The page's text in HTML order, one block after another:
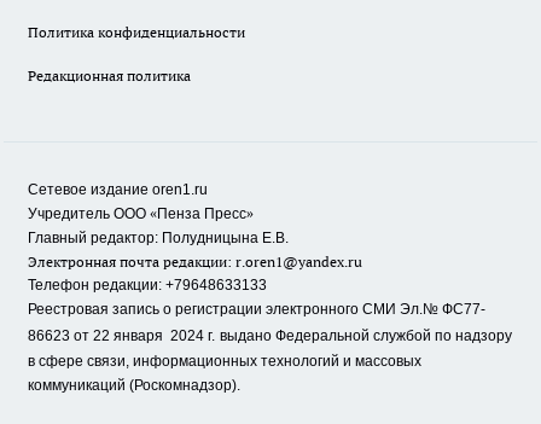
Политика конфиденциальности
Редакционная политика
Сетевое издание oren1.ru
Учредитель ООО «Пенза Пресс»
Главный редактор: Полудницына Е.В.
Электронная почта редакции: r.oren1@yandex.ru
Телефон редакции: +79648633133
Реестровая запись о регистрации электронного СМИ Эл.№ ФС77-
86623 от 22 января 2024 г. выдано Федеральной службой по надзору
в сфере связи, информационных технологий и массовых
коммуникаций (Роскомнадзор).